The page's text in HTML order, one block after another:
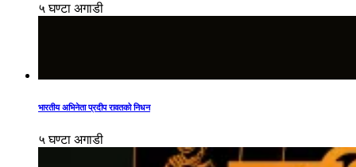
५ घण्टा अगाडी
भारतीय अभिनेता प्रदीप रावतको निधन
५ घण्टा अगाडी